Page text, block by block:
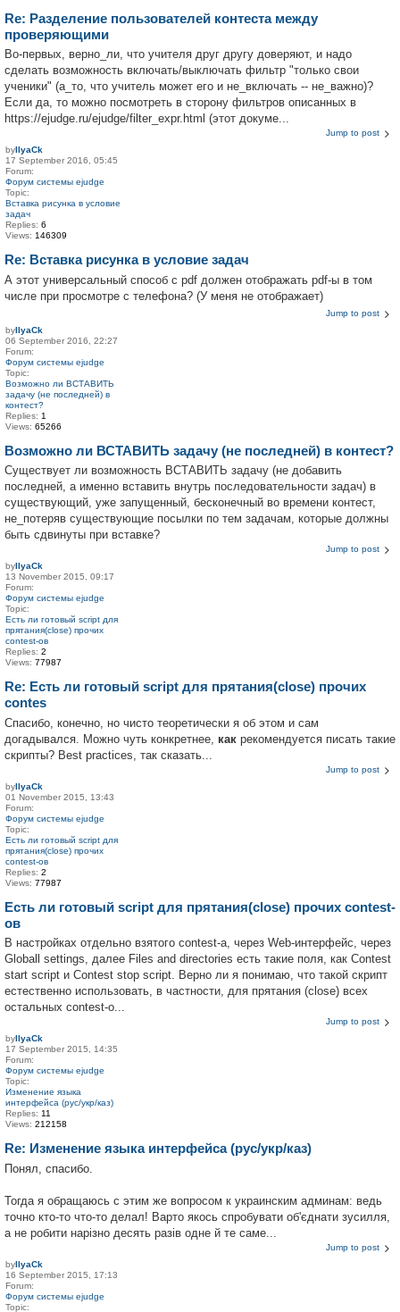
Re: Разделение пользователей контеста между
проверяющими
Во-первых, верно_ли, что учителя друг другу доверяют, и надо
сделать возможность включать/выключать фильтр "только свои
ученики" (а_то, что учитель может его и не_включать -- не_важно)?
Если да, то можно посмотреть в сторону фильтров описанных в
https://ejudge.ru/ejudge/filter_expr.html (этот докуме...
Jump to post
byIlyaCk
17 September 2016, 05:45
Forum:
Форум системы ejudge
Topic:
Вставка рисунка в условие
задач
Replies: 6
Views: 146309
Re: Вставка рисунка в условие задач
А этот универсальный способ с pdf должен отображать pdf-ы в том
числе при просмотре с телефона? (У меня не отображает)
Jump to post
byIlyaCk
06 September 2016, 22:27
Forum:
Форум системы ejudge
Topic:
Возможно ли ВСТАВИТЬ
задачу (не последней) в
контест?
Replies: 1
Views: 65266
Возможно ли ВСТАВИТЬ задачу (не последней) в контест?
Существует ли возможность ВСТАВИТЬ задачу (не добавить
последней, а именно вставить внутрь последовательности задач) в
существующий, уже запущенный, бесконечный во времени контест,
не_потеряв существующие посылки по тем задачам, которые должны
быть сдвинуты при вставке?
Jump to post
byIlyaCk
13 November 2015, 09:17
Forum:
Форум системы ejudge
Topic:
Есть ли готовый script для
прятания(close) прочих
contest-ов
Replies: 2
Views: 77987
Re: Есть ли готовый script для прятания(close) прочих
contes
Спасибо, конечно, но чисто теоретически я об этом и сам
догадывался. Можно чуть конкретнее, как рекомендуется писать такие
скрипты? Best practices, так сказать...
Jump to post
byIlyaCk
01 November 2015, 13:43
Forum:
Форум системы ejudge
Topic:
Есть ли готовый script для
прятания(close) прочих
contest-ов
Replies: 2
Views: 77987
Есть ли готовый script для прятания(close) прочих contest-
ов
В настройках отдельно взятого contest-а, через Web-интерфейс, через
Globall settings, далее Files and directories есть такие поля, как Contest
start script и Contest stop script. Верно ли я понимаю, что такой скрипт
естественно использовать, в частности, для прятания (close) всех
остальных contest-о...
Jump to post
byIlyaCk
17 September 2015, 14:35
Forum:
Форум системы ejudge
Topic:
Изменение языка
интерфейса (рус/укр/каз)
Replies: 11
Views: 212158
Re: Изменение языка интерфейса (рус/укр/каз)
Понял, спасибо.
Тогда я обращаюсь с этим же вопросом к украинским админам: ведь
точно кто-то что-то делал! Варто якось спробувати об'єднати зусилля,
а не робити нарізно десять разів одне й те саме...
Jump to post
byIlyaCk
16 September 2015, 17:13
Forum:
Форум системы ejudge
Topic: